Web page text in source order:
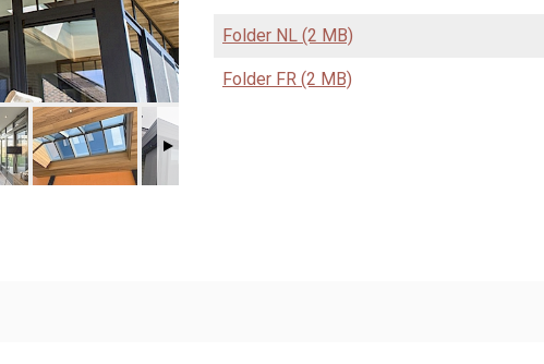
Folder NL (2 MB)
Folder FR (2 MB)